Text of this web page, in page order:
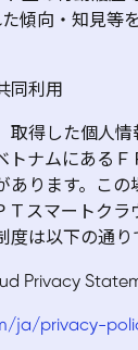
傾向・知見等
同利用
取得した個人
トナムにある
あります。こ
Ｔスマートク
は以下の通り
Privacy
ja/privacy-